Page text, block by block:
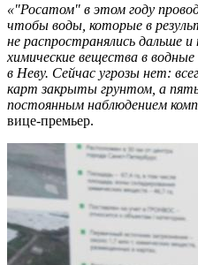
«"Росатом" в этом году
чтобы воды, которые в
не распространялись дальше
химические вещества в
в Неву. Сейчас угрозы нет:
карт закрыты грунтом, а
постоянным наблюдением
вице-премьер.